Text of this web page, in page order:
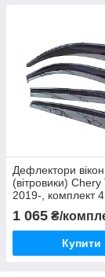
Дефлектори вікон
(вітровики)
2019-, комплект
1 065 ₴/
Купити